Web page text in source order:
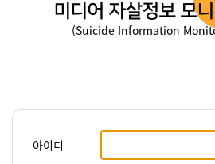
미디어 자살정보 모
(Suicide Information
아이디